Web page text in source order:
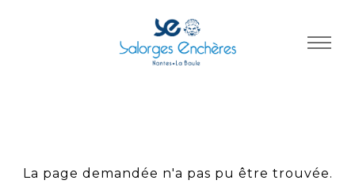
La page demandée n'a pas pu être trouvée.